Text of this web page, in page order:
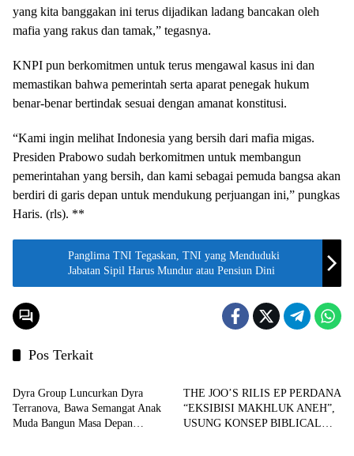
yang kita banggakan ini terus dijadikan ladang bancakan oleh
mafia yang rakus dan tamak,” tegasnya.
KNPI pun berkomitmen untuk terus mengawal kasus ini dan
memastikan bahwa pemerintah serta aparat penegak hukum
benar-benar bertindak sesuai dengan amanat konstitusi.
“Kami ingin melihat Indonesia yang bersih dari mafia migas.
Presiden Prabowo sudah berkomitmen untuk membangun
pemerintahan yang bersih, dan kami sebagai pemuda bangsa akan
berdiri di garis depan untuk mendukung perjuangan ini,” pungkas
Haris. (rls). **
Panglima TNI Tegaskan, TNI yang Menduduki
Jabatan Sipil Harus Mundur atau Pensiun Dini
Pos Terkait
Release
Dyra Group Luncurkan Dyra
Terranova, Bawa Semangat Anak
Muda Bangun Masa Depan
THE JOO’S RILIS EP PERDANA
“EKSIBISI MAKHLUK ANEH”,
USUNG KONSEP BIBLICAL
Release Release